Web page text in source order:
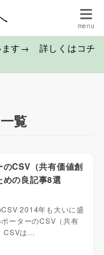
ます→ 詳しくはコチ
覧
CSV（共有価値創
の良記事8選
2014年も大いに盛
ーターのCSV（共有
CSVは…